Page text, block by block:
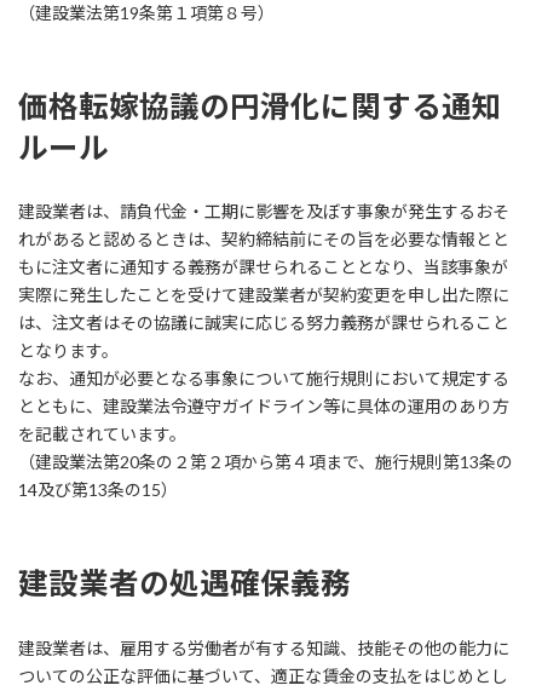
（建設業法第19条第１項第８号）
価格転嫁協議の円滑化に関する通知
ルール
建設業者は、請負代金・工期に影響を及ぼす事象が発生するおそ
れがあると認めるときは、契約締結前にその旨を必要な情報とと
もに注文者に通知する義務が課せられることとなり、当該事象が
実際に発生したことを受けて建設業者が契約変更を申し出た際に
は、注文者はその協議に誠実に応じる努力義務が課せられること
となります。
なお、通知が必要となる事象について施行規則において規定する
とともに、建設業法令遵守ガイドライン等に具体の運用のあり方
を記載されています。
（建設業法第20条の２第２項から第４項まで、施行規則第13条の
14及び第13条の15）
建設業者の処遇確保義務
建設業者は、雇用する労働者が有する知識、技能その他の能力に
ついての公正な評価に基づいて、適正な賃金の支払をはじめとし